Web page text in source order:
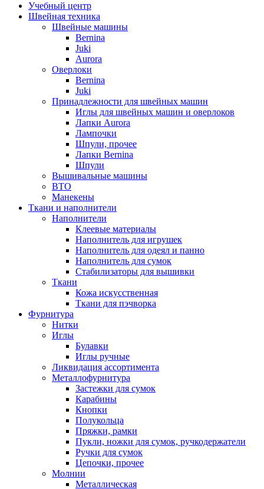
Учебный центр
Швейная техника
Швейные машины
Bernina
Juki
Aurora
Оверлоки
Bernina
Juki
Принадлежности для швейных машин
Иглы для швейных машин и оверлоков
Лапки Aurora
Лампочки
Шпули, прочее
Лапки Bernina
Шпули
Вышивальные машины
ВТО
Манекены
Ткани и наполнители
Наполнители
Клеевые материалы
Наполнитель для игрушек
Наполнитель для одеял и панно
Наполнитель для сумок
Стабилизаторы для вышивки
Ткани
Кожа искусственная
Ткани для пэчворка
Фурнитура
Нитки
Иглы
Булавки
Иглы ручные
Ликвидация ассортимента
Металлофурнитура
Застежки для сумок
Карабины
Кнопки
Полукольца
Пряжки, рамки
Пукли, ножки для сумок, ручкодержатели
Ручки для сумок
Цепочки, прочее
Молнии
Металлическая